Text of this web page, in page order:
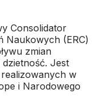
Consolidator
Naukowych (ERC)
zmian
Jest
w
i Narodowego